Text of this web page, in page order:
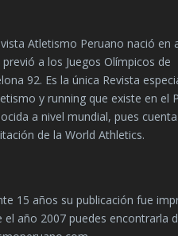
Atletismo Peruano nació en
previó a los Juegos Olímpicos de
92. Es la única Revista
y running que existe en el
a nivel mundial, pues
de la World Athletics.
15 años su publicación fue
el año 2007 puedes encontrarla